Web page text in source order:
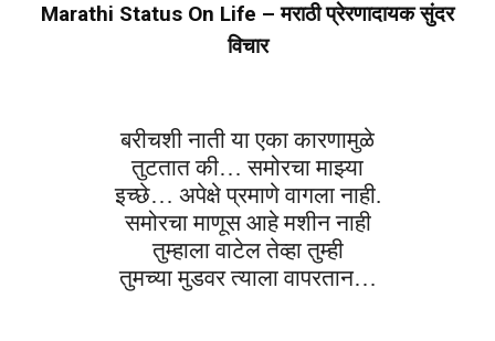
Marathi Status On Life – मराठी प्रेरणादायक सुंदर
विचार
बरीचशी नाती या एका कारणामुळे
तुटतातकी… समोरचा माझ्या
इच्छे… अपेक्षे प्रमाणे वागला नाही.
समोरचा माणूस आहे मशीन नाही
तुम्हाला वाटेल तेव्हा तुम्ही
तुमच्या मुडवर त्याला वापरतान…